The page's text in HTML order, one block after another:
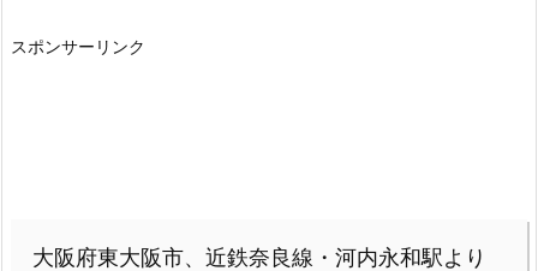
スポンサーリンク
大阪府東大阪市、近鉄奈良線・河内永和駅より